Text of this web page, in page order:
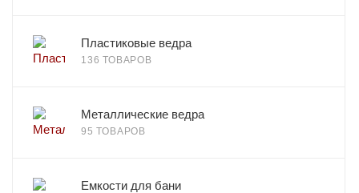
Пластиковые ведра
136 ТОВАРОВ
Металлические ведра
95 ТОВАРОВ
Емкости для бани